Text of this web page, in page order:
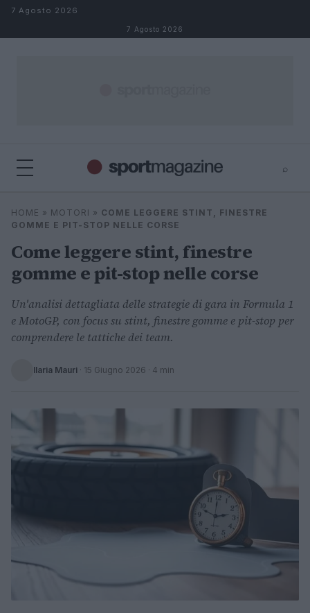
Salta al contenuto
7 Agosto 2026
7 Agosto 2026
⌕
Cerca
HOME » MOTORI » COME LEGGERE STINT, FINESTRE
GOMME E PIT-STOP NELLE CORSE
Come leggere stint, finestre
gomme e pit-stop nelle corse
Un'analisi dettagliata delle strategie di gara in Formula 1
e MotoGP, con focus su stint, finestre gomme e pit-stop per
comprendere le tattiche dei team.
Ilaria Mauri · 15 Giugno 2026 · 4 min